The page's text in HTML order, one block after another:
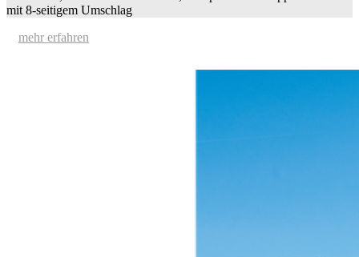
mit 8-seitigem Umschlag
mehr erfahren